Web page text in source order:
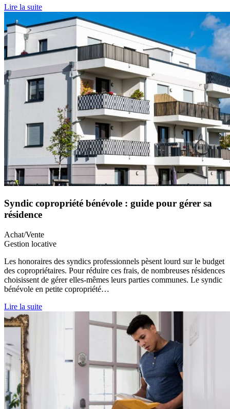
Lire la suite
Syndic copropriété bénévole : guide pour gérer sa
résidence
Achat/Vente
Gestion locative
Les honoraires des syndics professionnels pèsent lourd sur le budget
des copropriétaires. Pour réduire ces frais, de nombreuses résidences
choisissent de gérer elles-mêmes leurs parties communes. Le syndic
bénévole en petite copropriété…
Lire la suite